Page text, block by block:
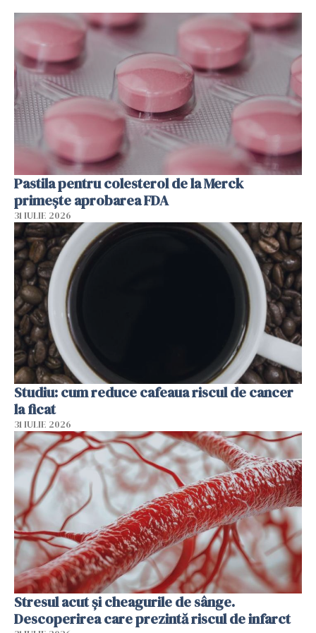
Pastila pentru colesterol de la Merck
primește aprobarea FDA
31 IULIE 2026
Studiu: cum reduce cafeaua riscul de cancer
la ficat
31 IULIE 2026
Stresul acut și cheagurile de sânge.
Descoperirea care prezintă riscul de infarct